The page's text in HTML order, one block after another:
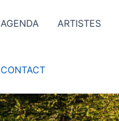
AGENDA ARTISTES
CONTACT